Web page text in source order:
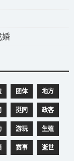
婚
团体 地方
挺同 政客
游玩 生殖
赛事 逝世